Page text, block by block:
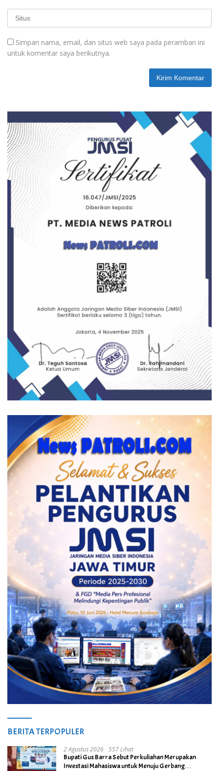
Simpan nama, email, dan situs web saya pada peramban ini
untuk komentar saya berikutnya.
BERITA TERPOPULER
2 Agustus 2026 557 Lihat
Bupati Gus Barra Sebut Perkuliahan Merupakan
Investasi Mahasiswa untuk Menuju Gerbang